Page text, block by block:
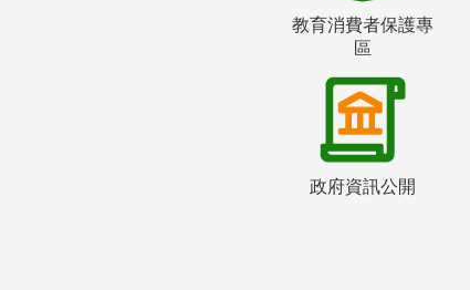
教育消費者保護專
區
政府資訊公開